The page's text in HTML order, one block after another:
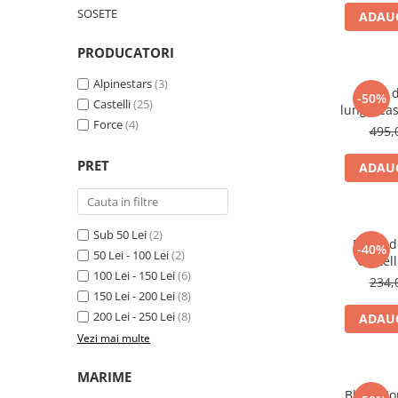
Ghidoane & accesorii
Manete Schimbatoare & Frane
Roti & accesorii
Schimbatoare
Roti ajutatoare
SOSETE
PRODUCATORI
Alpinestars(3)
Castelli(25)
Force(4)
PRET
Sub 50 Lei(2)
50 Lei - 100 Lei(2)
100 Lei - 150 Lei(6)
150 Lei - 200 Lei(8)
200 Lei - 250 Lei(8)
Vezi mai multe
MARIME
-50%
Bluza
lunga
-40%
Bluza
Bluza